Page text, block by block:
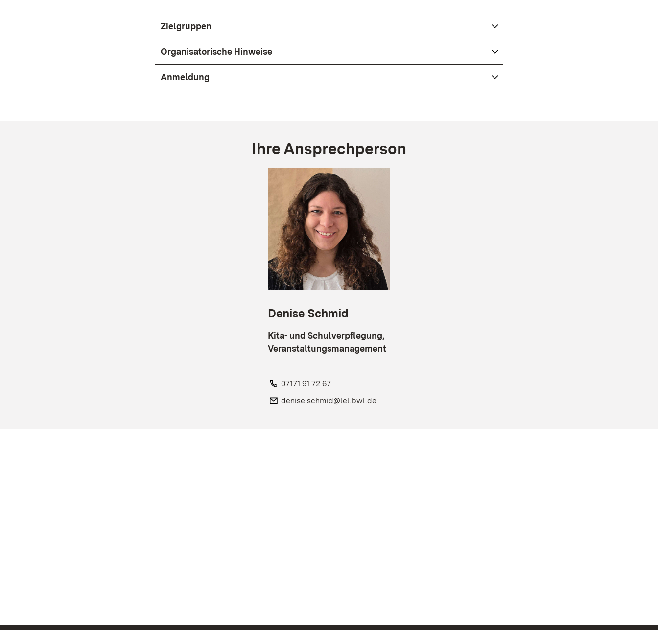
Zielgruppen
Organisatorische Hinweise
Anmeldung
Ihre Ansprechperson
Denise Schmid
Kita- und Schulverpflegung,
Veranstaltungsmanagement
Telefon:
07171 91 72 67
E-Mail:
denise.schmid@lel.bwl.de